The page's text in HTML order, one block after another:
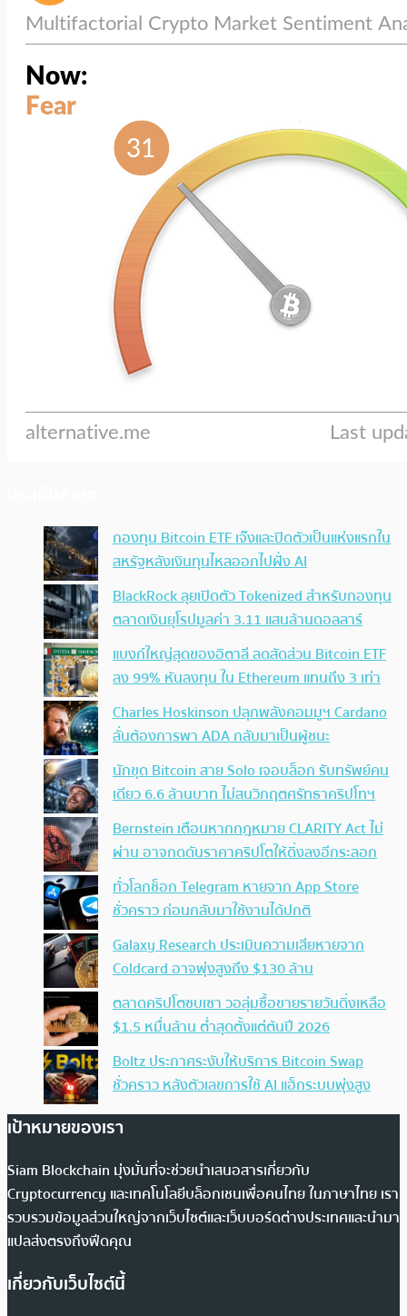
กองทุน Bitcoin ETF เจ๊งและปิดตัวเป็นแห่งแรกใน
สหรัฐหลังเงินทุนไหลออกไปฝั่ง AI
BlackRock ลุยเปิดตัว Tokenized สำหรับกองทุน
ตลาดเงินยุโรปมูลค่า 3.11 แสนล้านดอลลาร์
แบงก์ใหญ่สุดของอิตาลี ลดสัดส่วน Bitcoin ETF
ลง 99% หันลงทุน ใน Ethereum แทนถึง 3 เท่า
Charles Hoskinson ปลุกพลังคอมมูฯ Cardano
ลั่นต้องการพา ADA กลับมาเป็นผู้ชนะ
นักขุด Bitcoin สาย Solo เจอบล็อก รับทรัพย์คน
เดียว 6.6 ล้านบาท ไม่สนวิกฤตศรัทธาคริปโทฯ
Bernstein เตือนหากกฎหมาย CLARITY Act ไม่
ผ่าน อาจกดดันราคาคริปโตให้ดิ่งลงอีกระลอก
ทั่วโลกช็อก Telegram หายจาก App Store
ชั่วคราว ก่อนกลับมาใช้งานได้ปกติ
Galaxy Research ประเมินความเสียหายจาก
Coldcard อาจพุ่งสูงถึง $130 ล้าน
ตลาดคริปโตซบเซา วอลุ่มซื้อขายรายวันดิ่งเหลือ
$1.5 หมื่นล้าน ต่ำสุดตั้งแต่ต้นปี 2026
Boltz ประกาศระงับให้บริการ Bitcoin Swap
ชั่วคราว หลังตัวเลขการใช้ AI แฮ็กระบบพุ่งสูง
เป้าหมายของเรา
Siam Blockchain มุ่งมั่นที่จะช่วยนำเสนอสารเกี่ยวกับ
Cryptocurrency และเทคโนโลยีบล็อกเชนเพื่อคนไทย ในภาษาไทย เรา
รวบรวมข้อมูลส่วนใหญ่จากเว็บไซต์และเว็บบอร์ดต่างประเทศและนำมา
แปลส่งตรงถึงฟีดคุณ
เกี่ยวกับเว็บไซต์นี้